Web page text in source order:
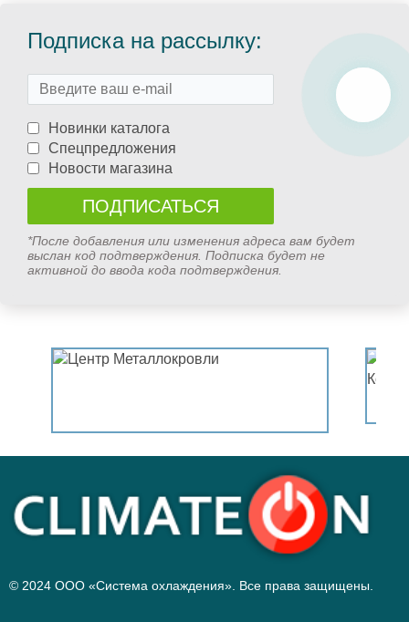
Подписка на рассылку:
Новинки каталога
Спецпредложения
Новости магазина
*После добавления или изменения адреса вам будет
выслан код подтверждения. Подписка будет не
активной до ввода кода подтверждения.
© 2024 ООО «Система охлаждения». Все права защищены.